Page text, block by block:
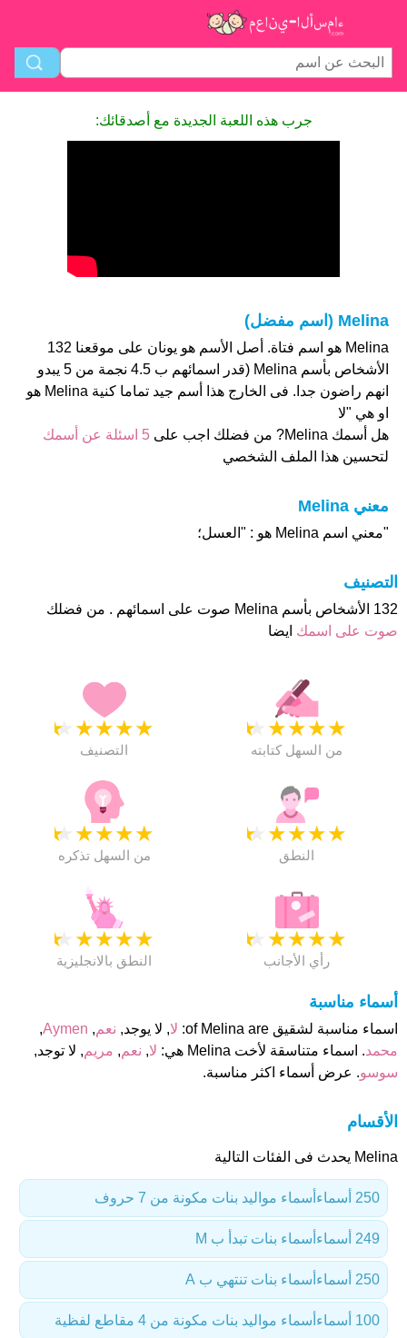
جرب هذه اللعبة الجديدة مع أصدقائك:
Melina (اسم مفضل)
Melina هو اسم فتاة. أصل الأسم هو يونان على موقعنا 132
الأشخاص بأسم Melina (قدر اسمائهم ب 4.5 نجمة من 5 يبدو
انهم راضون جدا. فى الخارج هذا أسم جيد تماما كنية Melina هو
او هي "لا
هل أسمك Melina? من فضلك اجب على
5 اسئلة عن أسمك
لتحسين هذا الملف الشخصي
معني Melina
"معني اسم Melina هو : "العسل؛
التصنيف
132 الأشخاص بأسم Melina صوت على اسمائهم . من فضلك
صوت على اسمك ايضا
★
★
★
★
★
التصنيف
★
★
★
★
★
من السهل كتابته
★
★
★
★
★
من السهل تذكره
★
★
★
★
★
النطق
★
★
★
★
★
النطق بالانجليزية
★
★
★
★
★
رأي الأجانب
أسماء مناسبة
اسماء مناسبة لشقيق of Melina are: لا, لا يوجد, نعم,
Aymen
,
محمد. اسماء متناسقة لأخت Melina هي: لا, نعم, مريم, لا توجد,
سوسو. عرض أسماء اكثر مناسبة.
الأقسام
Melina يحدث فى الفئات التالية
أسماء مواليد بنات مكونة من 7 حروف 250 أسماء
أسماء بنات تبدأ ب M 249 أسماء
أسماء بنات تنتهي ب A 250 أسماء
أسماء مواليد بنات مكونة من 4 مقاطع لفظية 100 أسماء